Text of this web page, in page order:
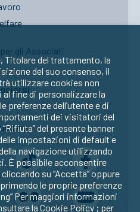
gli Associati
su:
Titolare del trattamento, la
del suo consenso, il
utilizzare cookies non
fine di personalizzare la
preferenze dell’utente e di
dei visitatori del
del presente banner
impostazioni di default e
navigazione utilizzando
È possibile acconsentire
su “Accetta” oppure
le proprie preferenze
Per maggiori informazioni
la Cookie Policy; per